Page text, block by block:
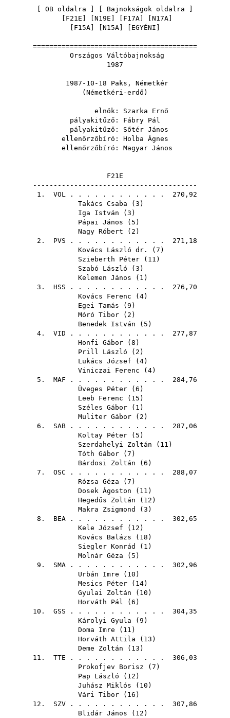
OB oldalra Bajnokságok oldalra
F21E N19E F17A N17A
F15A N15A EGYÉNI
========================================
Országos Váltóbajnokság
1987
1987-10-18 Paks, Németkér
(Németkéri-erdő)
elnök: Szarka Ernő
pályakitűző: Fábry Pál
pályakitűző: Sőtér János
ellenőrzőbíró: Holba Ágnes
ellenőrzőbíró: Magyar János
F21E
----------------------------------------
1. VOL . . . . . . . . . . . . 270,92
Takács Csaba ( 3 )
Iga István ( 3 )
Pápai János ( 5 )
Nagy Róbert ( 2 )
2. PVS . . . . . . . . . . . . 271,18
Kovács László dr.
( 7 )
Szieberth Péter ( 11 )
Szabó László ( 3 )
Kelemen János ( 1 )
3. HSS . . . . . . . . . . . . 276,70
Kovács Ferenc ( 4)
Egei Tamás ( 9 )
Móró Tibor ( 2 )
Benedek István ( 5 )
4. VID . . . . . . . . . . . . 277,87
Honfi Gábor ( 8 )
Prill László ( 2 )
Lukács József ( 4)
Viniczai Ferenc ( 4)
5. MAF . . . . . . . . . . . . 284,76
Üveges Péter ( 6 )
Leeb Ferenc ( 15 )
Széles Gábor ( 1 )
Muliter Gábor ( 2 )
6. SAB . . . . . . . . . . . . 287,06
Koltay Péter ( 5 )
Szerdahelyi Zoltán ( 11 )
Tóth Gábor ( 7 )
Bárdosi Zoltán ( 6 )
7. OSC . . . . . . . . . . . . 288,07
Rózsa Géza ( 7 )
Dosek Ágoston ( 11 )
Hegedűs Zoltán ( 12 )
Makra Zsigmond
( 3 )
8. BEA . . . . . . . . . . . . 302,65
Kele József ( 12 )
Kovács Balázs ( 18 )
Siegler Konrád
( 1 )
Molnár Géza ( 5 )
9. SMA . . . . . . . . . . . . 302,96
Urbán Imre ( 10 )
Mesics Péter ( 14)
Gyulai Zoltán ( 10 )
Horváth Pál ( 6 )
10. GSS . . . . . . . . . . . . 304,35
Károlyi Gyula ( 9 )
Doma Imre ( 11 )
Horváth Attila ( 13 )
Deme Zoltán ( 13 )
11. TTE . . . . . . . . . . . . 306,03
Prokofjev Borisz ( 7 )
Pap László ( 12 )
Juhász Miklós ( 10 )
Vári Tibor ( 16 )
12. SZV . . . . . . . . . . . . 307,86
Blidár János ( 12 )